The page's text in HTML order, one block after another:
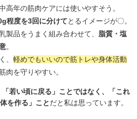
高年の筋肉ケアには使いやすそう。
程度を3回に分けてとるイメージが〇。
製品をうまく組み合わせて、 脂質・塩
。
、 軽めでもいいので筋トレや身体活動
肉を守りやすい。
「若い頃に戻る」ことではなく、「これ
を作る」ことだと私は思っています。